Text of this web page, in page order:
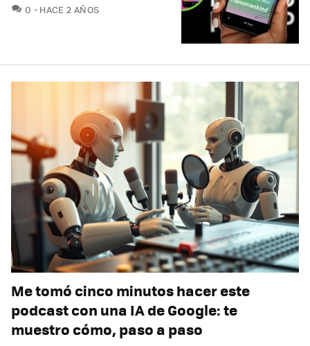
0 COMENTARIOS
HACE 2 AÑOS
Me tomó cinco minutos hacer este
podcast con una IA de Google: te
muestro cómo, paso a paso